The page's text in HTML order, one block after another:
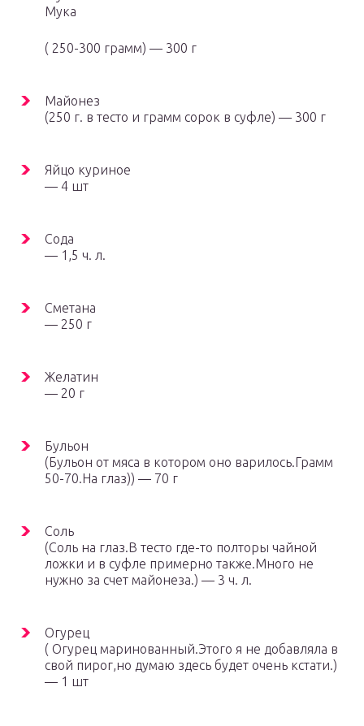
Мука
( 250-300 грамм) — 300 г
Майонез
(250 г. в тесто и грамм сорок в суфле) — 300 г
Яйцо куриное
— 4 шт
Сода
— 1,5 ч. л.
Сметана
— 250 г
Желатин
— 20 г
Бульон
(Бульон от мяса в котором оно варилось.Грамм
50-70.На глаз)) — 70 г
Соль
(Соль на глаз.В тесто где-то полторы чайной
ложки и в суфле примерно также.Много не
нужно за счет майонеза.) — 3 ч. л.
Огурец
( Огурец маринованный.Этого я не добавляла в
свой пирог,но думаю здесь будет очень кстати.)
— 1 шт